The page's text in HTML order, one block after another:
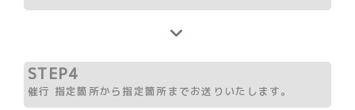
STEP4
催行 指定箇所から指定箇所までお送りいたします。